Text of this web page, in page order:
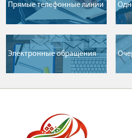
Прямые телефонные линии
Электронные обращения